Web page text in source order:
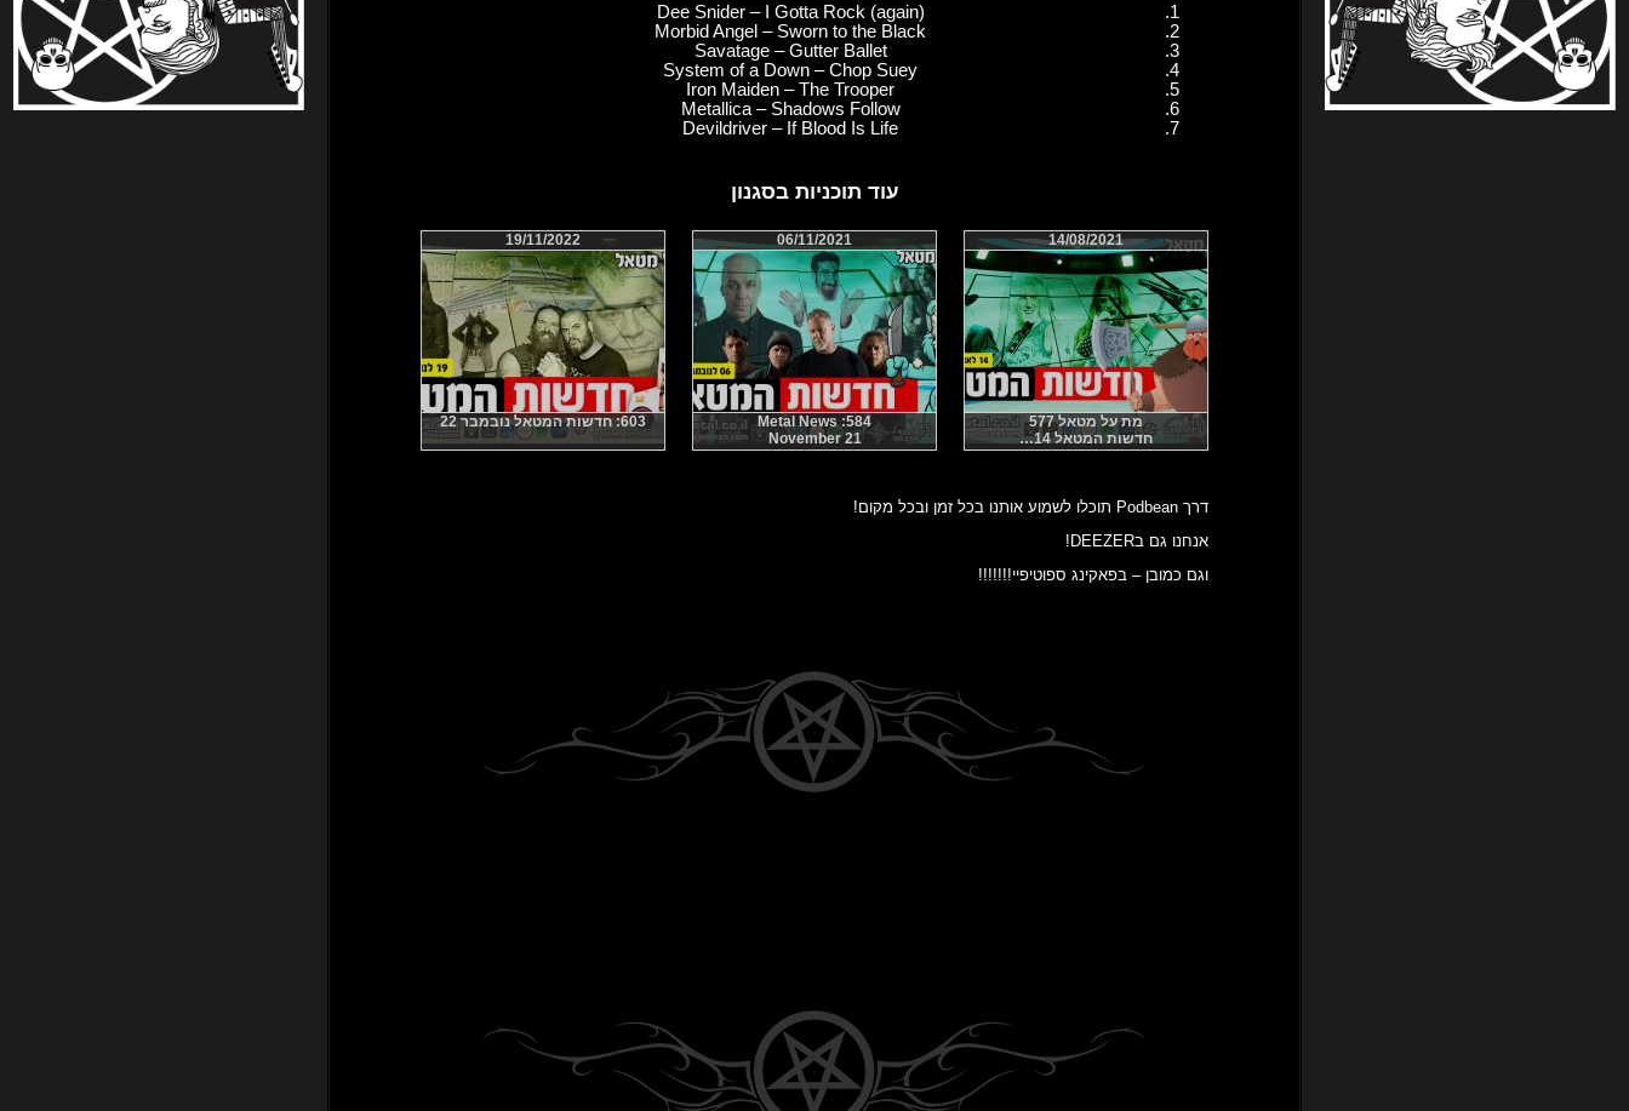
Dee Snider – I Gotta Rock (again)
Morbid Angel – Sworn to the Black
Savatage – Gutter Ballet
System of a Down – Chop Suey
Iron Maiden – The Trooper
Metallica – Shadows Follow
Devildriver – If Blood Is Life
עוד תוכניות בסגנון
14/08/2021
מת על מטאל 577
חדשות המטאל 14…
06/11/2021
584: Metal News
November 21
19/11/2022
603: חדשות המטאל נובמבר 22
דרך Podbean תוכלו לשמוע אותנו בכל זמן ובכל מקום!
אנחנו גם בDEEZER!
וגם כמובן – בפאקינג ספוטיפיי!!!!!!!